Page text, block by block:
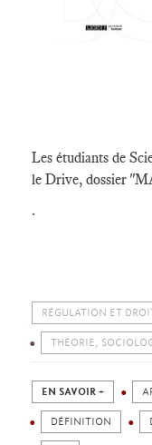
Les étudiants de
le Drive, dossier
.
RÉGULATION ET
THÉORIE,
EN SAVOIR +
DÉFINITION